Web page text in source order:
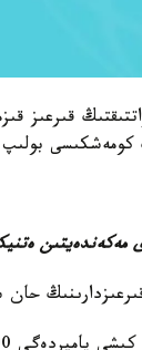
قىرعىز
بولىپ
مەكەندەيتىن